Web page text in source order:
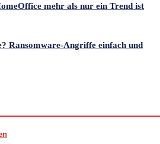
mehr als nur ein Trend ist
Ransomware-Angriffe einfach und